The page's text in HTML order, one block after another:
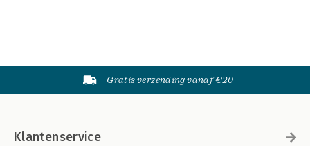
Gratis verzending vanaf €20
Klantenservice